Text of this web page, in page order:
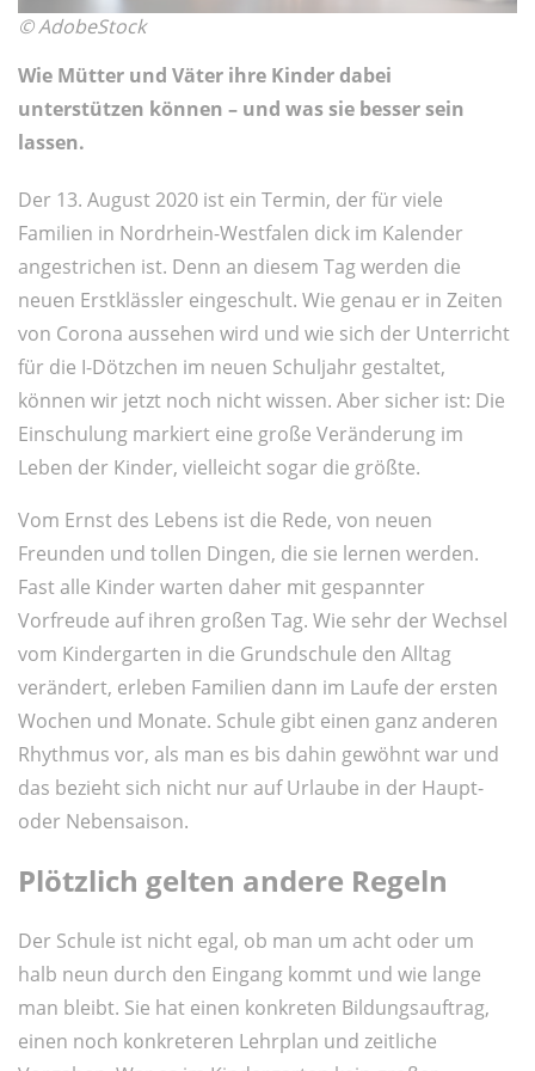
© AdobeStock
Wie Mütter und Väter ihre Kinder dabei
unterstützen können – und was sie besser sein
lassen.
Der 13. August 2020 ist ein Termin, der für viele
Familien in Nordrhein-Westfalen dick im Kalender
angestrichen ist. Denn an diesem Tag werden die
neuen Erstklässler eingeschult. Wie genau er in Zeiten
von Corona aussehen wird und wie sich der Unterricht
für die I-Dötzchen im neuen Schuljahr gestaltet,
können wir jetzt noch nicht wissen. Aber sicher ist: Die
Einschulung markiert eine große Veränderung im
Leben der Kinder, vielleicht sogar die größte.
Vom Ernst des Lebens ist die Rede, von neuen
Freunden und tollen Dingen, die sie lernen werden.
Fast alle Kinder warten daher mit gespannter
Vorfreude auf ihren großen Tag. Wie sehr der Wechsel
vom Kindergarten in die Grundschule den Alltag
verändert, erleben Familien dann im Laufe der ersten
Wochen und Monate. Schule gibt einen ganz anderen
Rhythmus vor, als man es bis dahin gewöhnt war und
das bezieht sich nicht nur auf Urlaube in der Haupt-
oder Nebensaison.
Plötzlich gelten andere Regeln
Der Schule ist nicht egal, ob man um acht oder um
halb neun durch den Eingang kommt und wie lange
man bleibt. Sie hat einen konkreten Bildungsauftrag,
einen noch konkreteren Lehrplan und zeitliche